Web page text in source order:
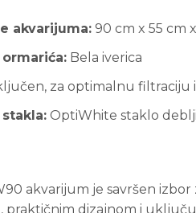
akvarijuma: 90 cm x 55 cm
Bela iverica
za optimalnu filtraciju
OptiWhite staklo
akvarijum je savršen
praktičnim dizajnom i